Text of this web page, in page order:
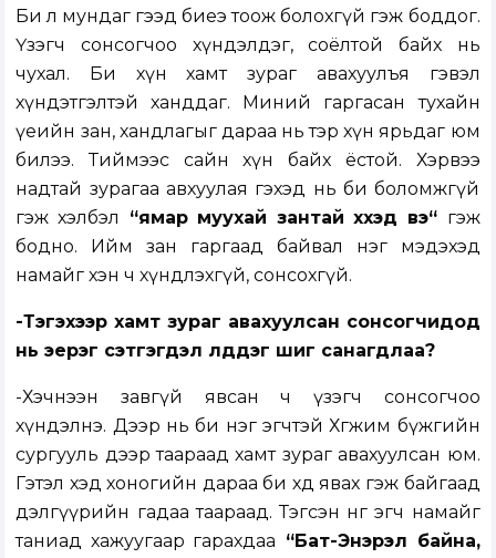
Би л мундаг гээд биеэ тоож болохгүй гэж боддог.
Үзэгч сонсогчоо хүндэлдэг, соёлтой байх нь
чухал. Би хүн хамт зураг авахуулъя гэвэл
хүндэтгэлтэй ханддаг. Миний гаргасан тухайн
үеийн зан, хандлагыг дараа нь тэр хүн ярьдаг юм
билээ. Тиймээс сайн хүн байх ёстой. Хэрвээ
надтай зурагаа авхуулая гэхэд нь би боломжгүй
гэж хэлбэл
“ямар муухай зантай хүүхэд вэ“ гэж
бодно. Ийм зан гаргаад байвал нэг мэдэхэд
намайг хэн ч хүндлэхгүй, сонсохгүй.
-Тэгэхээр хамт зураг авахуулсан сонсогчидод
нь эерэг сэтгэгдэл үлддэг шиг санагдлаа?
-Хэчнээн завгүй явсан ч үзэгч сонсогчоо
хүндэлнэ. Дээр нь би нэг эгчтэй Хөгжим бүжгийн
сургууль дээр таараад хамт зураг авахуулсан юм.
Гэтэл хэд хоногийн дараа би хөдөө явах гэж байгаад
дэлгүүрийн гадаа таараад. Тэгсэн нөгөө эгч намайг
таниад хажуугаар гарахдаа “Бат-Энэрэл байна,